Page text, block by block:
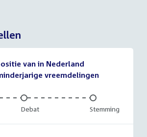
van in Nederland
vreemdelingen
Onvoltooid:
Debat Onvoltooid:
Stemming